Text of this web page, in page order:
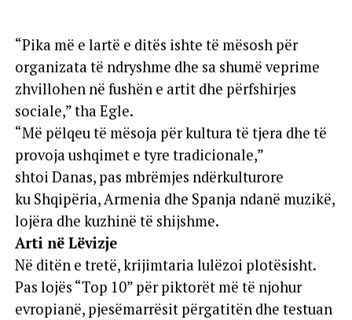
“Pika më e lartë e ditës ishte të mësosh për
organizata të ndryshme dhe sa shumë veprime
zhvillohen në fushën e artit dhe përfshirjes
sociale,” tha Egle.
“Më pëlqeu të mësoja për kultura të tjera dhe të
provoja ushqimet e tyre tradicionale,”
shtoi Danas, pas mbrëmjes ndërkulturore
ku Shqipëria, Armenia dhe Spanja ndanë muzikë,
lojëra dhe kuzhinë të shijshme.
Arti në Lëvizje
Në ditën e tretë, krijimtaria lulëzoi plotësisht.
Pas lojës “Top 10” për piktorët më të njohur
evropianë, pjesëmarrësit përgatitën dhe testuan